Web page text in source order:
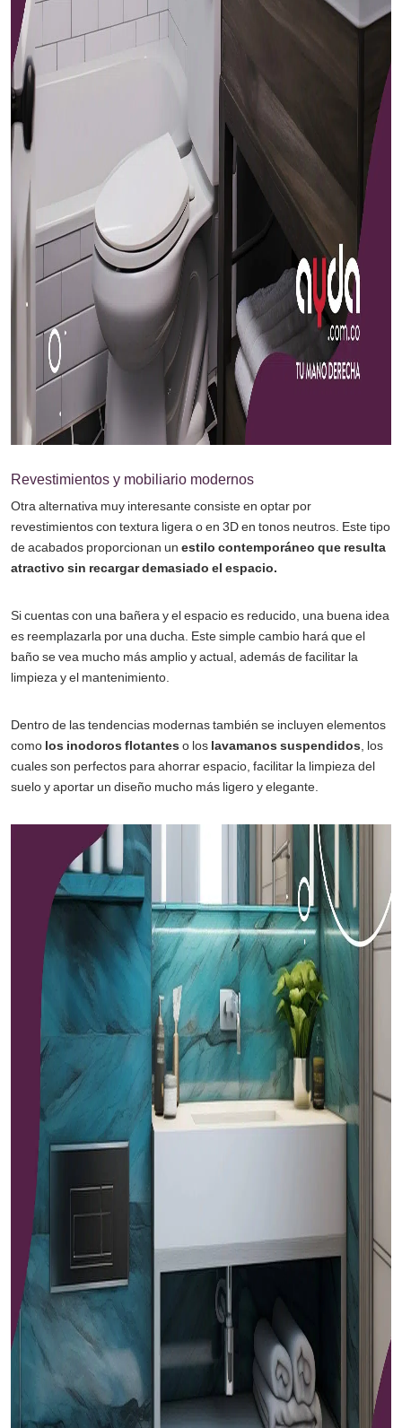
Revestimientos y mobiliario modernos
Otra alternativa muy interesante consiste en optar por
revestimientos con textura ligera o en 3D en tonos neutros. Este tipo
de acabados proporcionan un estilo contemporáneo que resulta
atractivo sin recargar demasiado el espacio.
Si cuentas con una bañera y el espacio es reducido, una buena idea
es reemplazarla por una ducha. Este simple cambio hará que el
baño se vea mucho más amplio y actual, además de facilitar la
limpieza y el mantenimiento.
Dentro de las tendencias modernas también se incluyen elementos
como los inodoros flotantes o los lavamanos suspendidos, los
cuales son perfectos para ahorrar espacio, facilitar la limpieza del
suelo y aportar un diseño mucho más ligero y elegante.